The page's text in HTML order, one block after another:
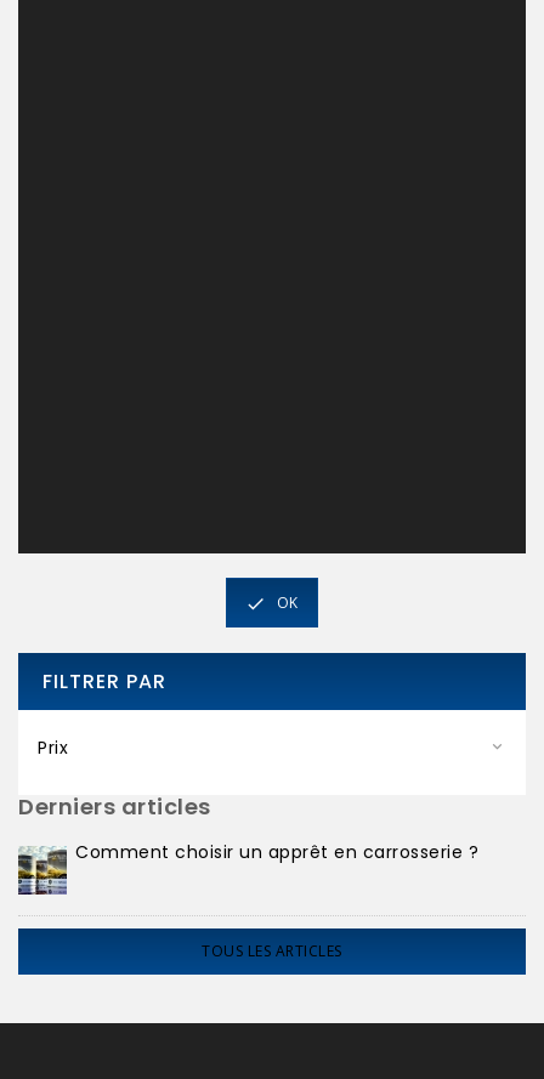
 OK
FILTRER PAR
Prix 
Derniers articles
Comment choisir un apprêt en carrosserie ?
TOUS LES ARTICLES